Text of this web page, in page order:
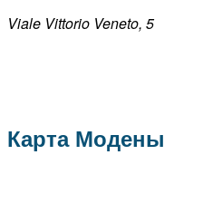
Viale Vittorio Veneto, 5
Карта Модены